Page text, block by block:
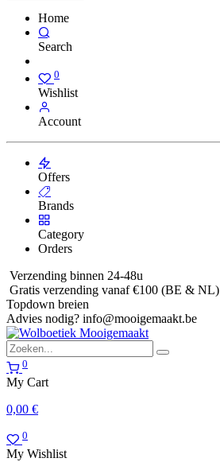
Home
Search
0
Wishlist
Account
Offers
Brands
Category
Orders
Verzending binnen 24-48u
Gratis verzending vanaf €100 (BE & NL)
Topdown breien
Advies nodig? info@mooigemaakt.be
0
My Cart
0,00 €
0
My Wishlist